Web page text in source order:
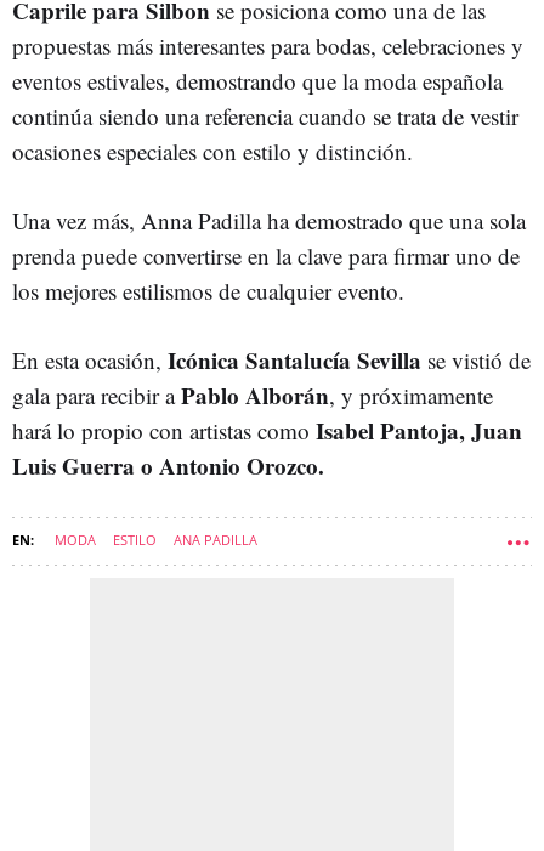
Caprile para Silbon se posiciona como una de las
propuestas más interesantes para bodas, celebraciones y
eventos estivales, demostrando que la moda española
continúa siendo una referencia cuando se trata de vestir
ocasiones especiales con estilo y distinción.
Una vez más, Anna Padilla ha demostrado que una sola
prenda puede convertirse en la clave para firmar uno de
los mejores estilismos de cualquier evento.
En esta ocasión, Icónica Santalucía Sevilla se vistió de
gala para recibir aPablo Alborán, y próximamente
hará lo propio con artistas como Isabel Pantoja, Juan
Luis Guerra o Antonio Orozco.
MODA ESTILO ANA PADILLA